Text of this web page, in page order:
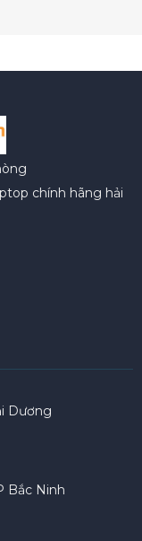
chính hãng hải
Dương
Bắc Ninh